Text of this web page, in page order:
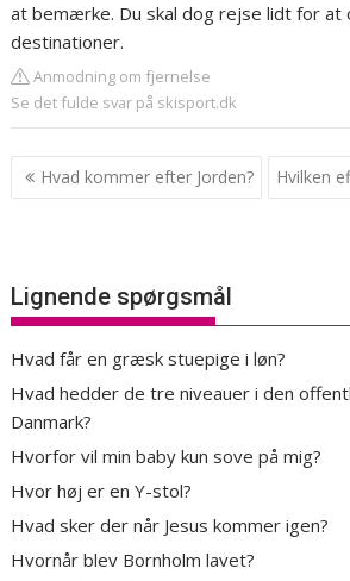
at bemærke. Du skal dog rejse lidt for at
destinationer.
Anmodning om fjernelse
Se det fulde svar på skisport.dk
Indlægsnavigation
Hvad kommer efter Jorden? Hvilken
Lignende spørgsmål
Hvad får en græsk stuepige i løn?
Hvad hedder de tre niveauer i den
Danmark?
Hvorfor vil min baby kun sove på mig?
Hvor høj er en Y-stol?
Hvad sker der når Jesus kommer igen?
Hvornår blev Bornholm lavet?